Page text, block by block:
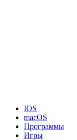
IOS
macOS
Программы
Игры